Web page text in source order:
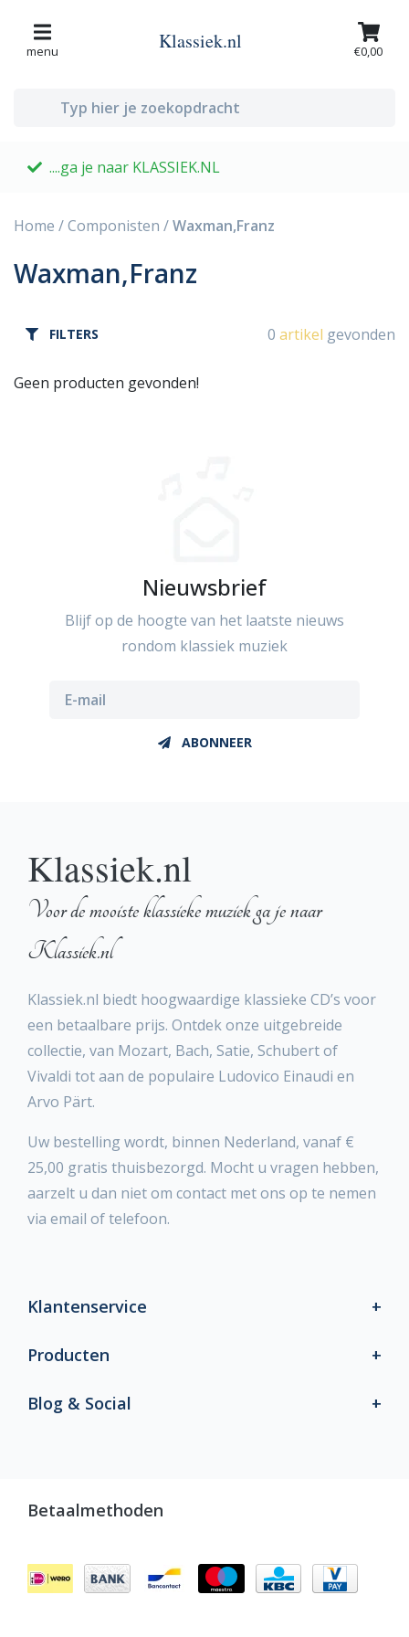
menu Klassiek.nl €0,00
....ga je naar KLASSIEK.NL
Home /Componisten /Waxman,Franz
Waxman,Franz
FILTERS 0 artikel gevonden
Geen producten gevonden!
Nieuwsbrief
Blijf op de hoogte van het laatste nieuws
rondom klassiek muziek
ABONNEER
Klassiek.nl
Voor de mooiste klassieke muziek ga je naar
Klassiek.nl
Klassiek.nl biedt hoogwaardige klassieke CD’s voor
een betaalbare prijs. Ontdek onze uitgebreide
collectie, van Mozart, Bach, Satie, Schubert of
Vivaldi tot aan de populaire Ludovico Einaudi en
Arvo Pärt.
Uw bestelling wordt, binnen Nederland, vanaf €
25,00 gratis thuisbezorgd. Mocht u vragen hebben,
aarzelt u dan niet om contact met ons op te nemen
via email of telefoon.
Klantenservice
Producten
Blog & Social
Betaalmethoden